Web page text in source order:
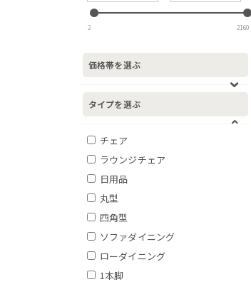
2 2160
価格帯を選ぶ
タイプを選ぶ
チェア
ラウンジチェア
日用品
丸型
四角型
ソファダイニング
ローダイニング
1本脚